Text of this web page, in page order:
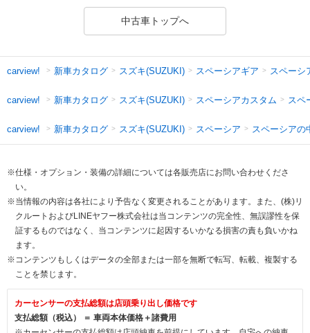
中古車トップへ
carview! 新車カタログ スズキ(SUZUKI) スペーシアギア スペーシ
carview! 新車カタログ スズキ(SUZUKI) スペーシアカスタム スペ
carview! 新車カタログ スズキ(SUZUKI) スペーシア スペーシアの
※仕様・オプション・装備の詳細については各販売店にお問い合わせくださ
い。
※当情報の内容は各社により予告なく変更されることがあります。また、(株)リ
クルートおよびLINEヤフー株式会社は当コンテンツの完全性、無誤謬性を保
証するものではなく、当コンテンツに起因するいかなる損害の責も負いかね
ます。
※コンテンツもしくはデータの全部または一部を無断で転写、転載、複製する
ことを禁じます。
カーセンサーの支払総額は店頭乗り出し価格です
支払総額（税込） ＝ 車両本体価格＋諸費用